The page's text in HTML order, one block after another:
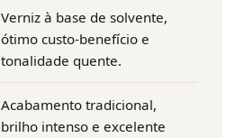
Verniz à base de solvente,
ótimo custo-benefício e
tonalidade quente.
Acabamento tradicional,
brilho intenso e excelente